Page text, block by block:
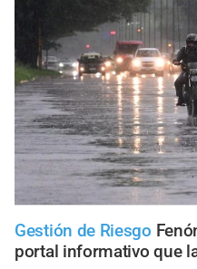
Gestión de Riesgo
portal informativo que